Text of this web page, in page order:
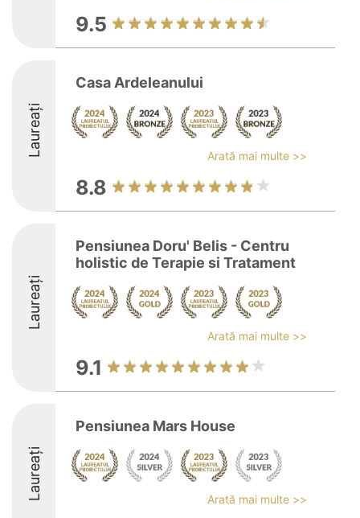
9.5
Laureați
Casa Ardeleanului
Arată mai multe >>
8.8
Laureați
Pensiunea Doru' Belis - Centru
holistic de Terapie si Tratament
Arată mai multe >>
9.1
Laureați
Pensiunea Mars House
Arată mai multe >>